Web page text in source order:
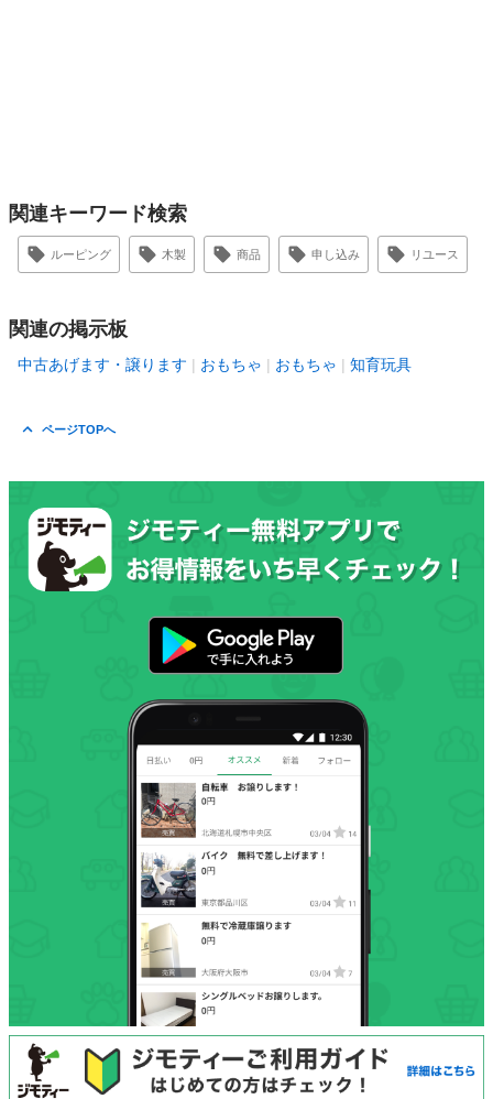
関連キーワード検索
ルーピング 木製 商品 申し込み リユース
関連の掲示板
中古あげます・譲ります おもちゃ おもちゃ 知育玩具
ページTOPへ